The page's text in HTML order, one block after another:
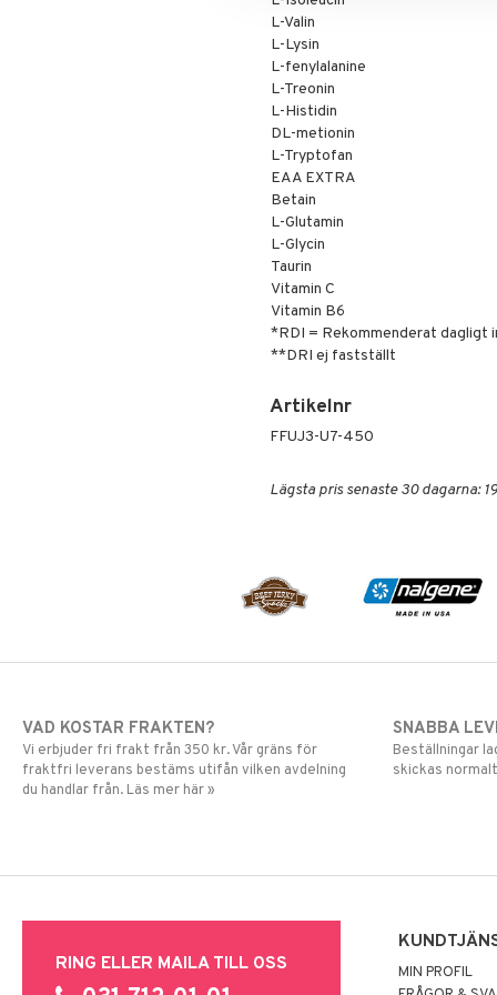
L-Valin
L-Lysin
L-fenylalanine
L-Treonin
L-Histidin
DL-metionin
L-Tryptofan
EAA EXTRA
Betain
L-Glutamin
L-Glycin
Taurin
Vitamin C
Vitamin B6
*RDI = Rekommenderat dagligt
**DRI ej fastställt
Artikelnr
FFUJ3-U7-450
Lägsta pris senaste 30 dagarna:
VAD KOSTAR FRAKTEN?
Vi erbjuder fri frakt från 350 kr. Vår gräns för
fraktfri leverans bestäms utifån vilken avdelning
du handlar från. Läs mer här »
SNABBA
Beställningar
skickas
RING ELLER MAILA TILL OSS
MIN PROFIL